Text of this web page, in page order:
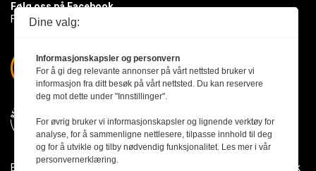
Følg oss på Facebook
Få med deg det siste innen byggebransjen
Byggmesteren følger Vær Varsom-plakaten og presseetikken slik
Dine valg:
Informasjonskapsler og personvern
For å gi deg relevante annonser på vårt nettsted bruker vi
informasjon fra ditt besøk på vårt nettsted. Du kan reservere
deg mot dette under "Innstillinger".
For øvrig bruker vi informasjonskapsler og lignende verktøy for
analyse, for å sammenligne nettlesere, tilpasse innhold til deg
og for å utvikle og tilby nødvendig funksjonalitet. Les mer i vår
personvernerklæring.